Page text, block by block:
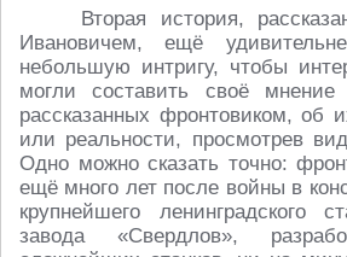
Вторая история,
Ивановичем, ещё
небольшую интригу, чтобы
могли составить своё
рассказанных фронтовиком, об
или реальности, просмотрев
Одно можно сказать точно:
ещё много лет после войны в
крупнейшего ленинградского
завода «Свердлов»,